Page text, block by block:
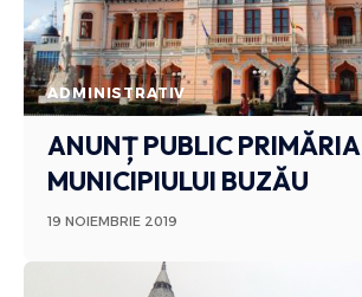
ADMINISTRATIV
ANUNȚ PUBLIC PRIMĂRIA
MUNICIPIULUI BUZĂU
19 NOIEMBRIE 2019